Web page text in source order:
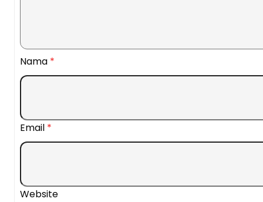
Nama *
Email *
Website